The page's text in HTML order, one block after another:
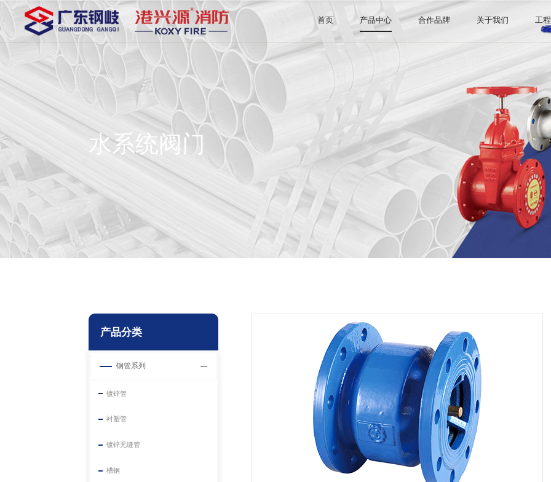
首页 产品中心
消防器材
合作品牌 关于我们
证书许可
工
水系统阀门
产品分类
钢管系列
镀锌管
衬塑管
镀锌无缝管
槽钢